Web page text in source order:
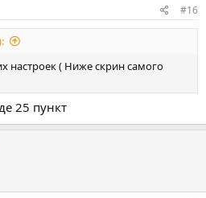
#16
настроек ( Ниже скрин самого
25 пункт